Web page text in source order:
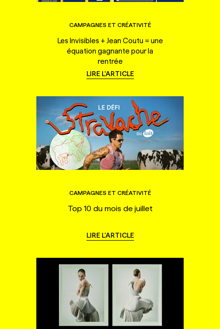
CAMPAGNES ET CRÉATIVITÉ
Les Invisibles + Jean Coutu = une
équation gagnante pour la
rentrée
LIRE L'ARTICLE
CAMPAGNES ET CRÉATIVITÉ
Top 10 du mois de juillet
LIRE L'ARTICLE